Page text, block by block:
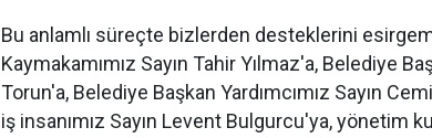
Bu anlamlı süreçte bizlerden desteklerini
Kaymakamımız Sayın Tahir Yılmaz'a, Belediye
Torun'a, Belediye Başkan Yardımcımız Sayın
iş insanımız Sayın Levent Bulgurcu'ya, yönetim